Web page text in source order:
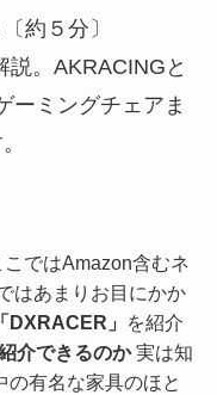
約５分〕
説。AKRACINGと
ーミングチェアま
ではAmazon含むネ
はあまりお目にかか
「DXRACER」
を紹介
介できるのか実は知
の有名な家具のほと